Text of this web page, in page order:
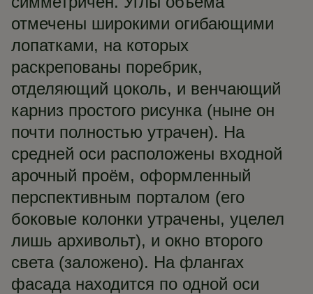
отмечены широкими огибающими
лопатками, на которых
раскрепованы поребрик,
отделяющий цоколь, и венчающий
карниз простого рисунка (ныне он
почти полностью утрачен). На
средней оси расположены входной
арочный проём, оформленный
перспективным порталом (его
боковые колонки утрачены, уцелел
лишь архивольт), и окно второго
света (заложено). На флангах
фасада находится по одной оси